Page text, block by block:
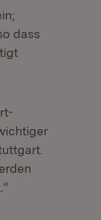
dass